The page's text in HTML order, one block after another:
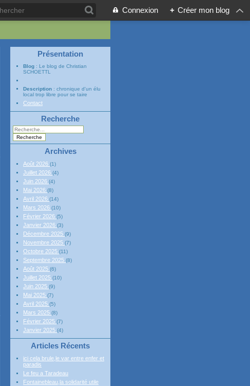
Connexion + Créer mon blog
Présentation
Blog : Le blog de Christian
SCHOETTL
Description : chronique d'un élu
local trop libre pour se taire
Contact
Recherche
Archives
Août 2026 (1)
Juillet 2026 (4)
Juin 2026 (4)
Mai 2026 (8)
Avril 2026 (14)
Mars 2026 (10)
Février 2026 (5)
Janvier 2026 (3)
Décembre 2025 (9)
Novembre 2025 (7)
Octobre 2025 (11)
Septembre 2025 (8)
Août 2025 (6)
Juillet 2025 (10)
Juin 2025 (9)
Mai 2025 (7)
Avril 2025 (5)
Mars 2025 (8)
Février 2025 (7)
Janvier 2025 (4)
Articles Récents
ici cela brule,le var entre enfer et
paradis
Le feu a Taradeau
Fontainebleau,la solidarité utile